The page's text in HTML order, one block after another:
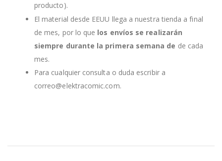
producto).
El material desde EEUU llega a nuestra tienda a final
de mes, por lo que los envíos se realizarán
siempre durante la primera semana de de cada
mes.
Para cualquier consulta o duda escribir a
correo@elektracomic.com.